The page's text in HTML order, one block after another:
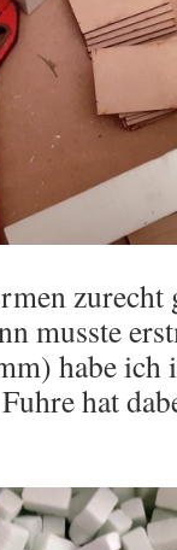
zurecht
musste
habe ich
hat